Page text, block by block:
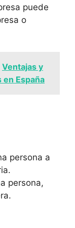
puede
o
Ventajas y
en España
persona a
persona,